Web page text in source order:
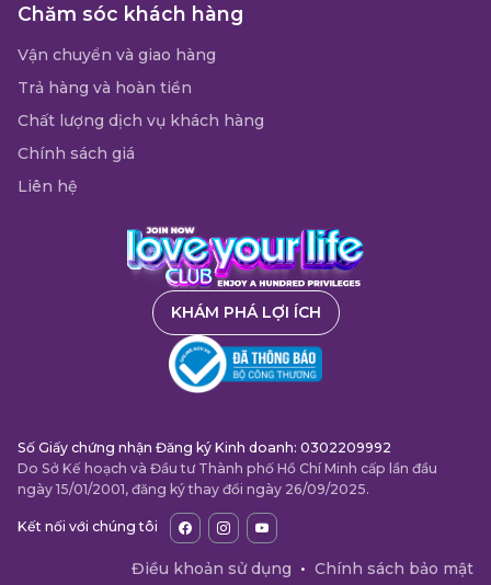
Chăm sóc khách hàng
Vận chuyển và giao hàng
Trả hàng và hoàn tiền
Chất lượng dịch vụ khách hàng
Chính sách giá
Liên hệ
KHÁM PHÁ LỢI ÍCH
Số Giấy chứng nhận Đăng ký Kinh doanh: 0302209992
Do Sở Kế hoạch và Đầu tư Thành phố Hồ Chí Minh cấp lần đầu
ngày 15/01/2001, đăng ký thay đổi ngày 26/09/2025.
Kết nối với chúng tôi
Điều khoản sử dụng • Chính sách bảo mật